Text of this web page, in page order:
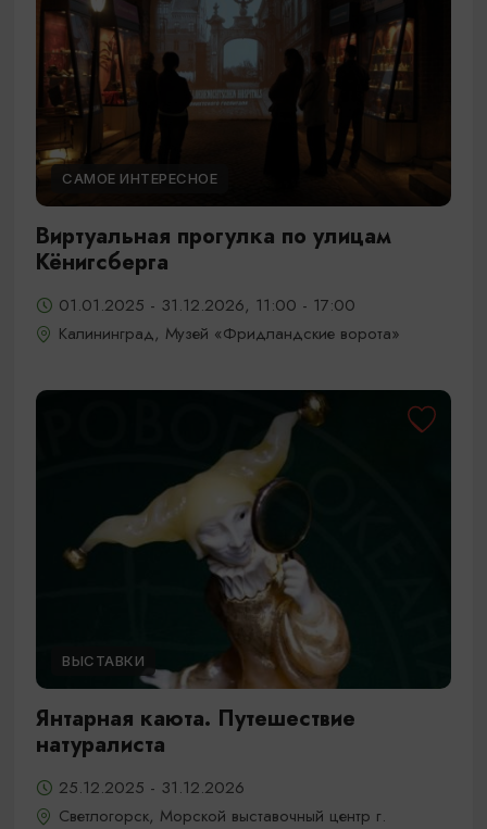
САМОЕ ИНТЕРЕСНОЕ
Виртуальная прогулка по улицам
Кёнигсберга
01.01.2025 - 31.12.2026, 11:00 - 17:00
Калининград, Музей «Фридландские ворота»
ВЫСТАВКИ
Янтарная каюта. Путешествие
натуралиста
25.12.2025 - 31.12.2026
Светлогорск, Морской выставочный центр г.